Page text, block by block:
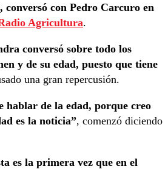
con Pedro Carcuro en
Agricultura.
conversó sobre todo los
y de su edad, puesto que tiene
una gran repercusión.
hablar de la edad, porque creo
es la noticia”, comenzó diciendo
es la primera vez que en el